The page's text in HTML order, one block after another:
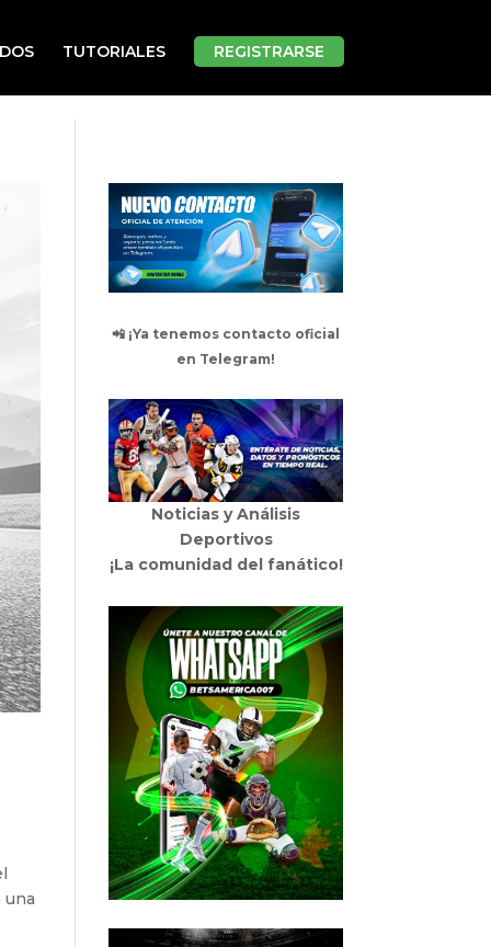
TUTORIALES REGISTRARSE
una
📲 ¡Ya tenemos contacto oficial
en Telegram!
Noticias y Análisis
Deportivos
¡La comunidad del fanático!